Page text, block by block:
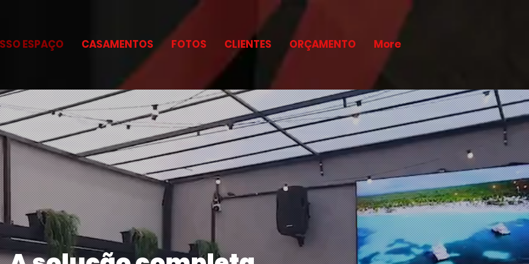
ESPAÇO CASAMENTOS FOTOS CLIENTES ORÇAMENTO More